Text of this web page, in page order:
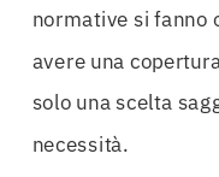
normative si fanno
avere una
solo una scelta
necessità.